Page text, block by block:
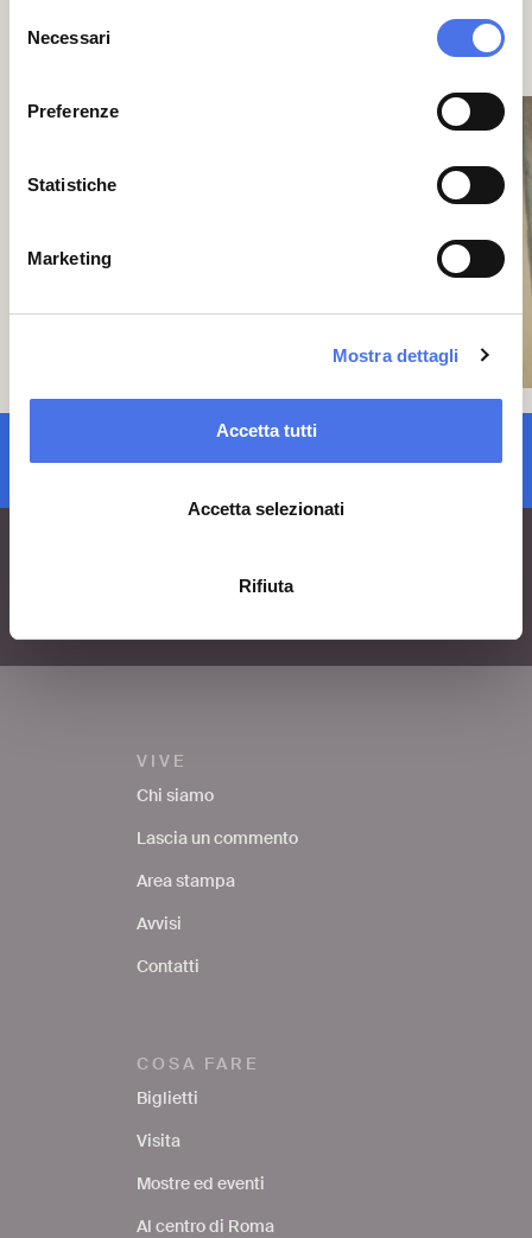
delNecessari
Preferenze
Statistiche
Marketing
Mostra dettagli
Accetta tutti
Accetta selezionati
Rifiuta
iscrizione newsletter
VIVE
Chi siamo
Lascia un commento
Area stampa
Avvisi
Contatti
COSA FARE
Biglietti
Visita
Mostre ed eventi
Al centro di Roma